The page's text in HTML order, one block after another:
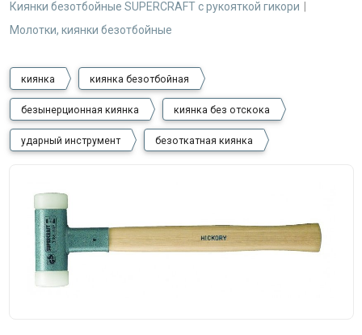
Киянки безотбойные SUPERCRAFT с рукояткой гикори
Молотки, киянки безотбойные
киянка киянка безотбойная
безынерционная киянка киянка без отскока
ударный инструмент безоткатная киянка